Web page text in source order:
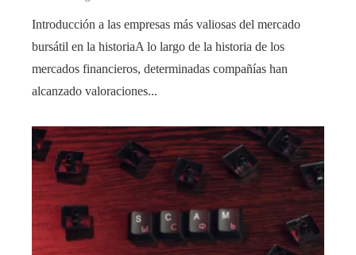
Introducción a las empresas más valiosas del mercado
bursátil en la historiaA lo largo de la historia de los
mercados financieros, determinadas compañías han
alcanzado valoraciones...